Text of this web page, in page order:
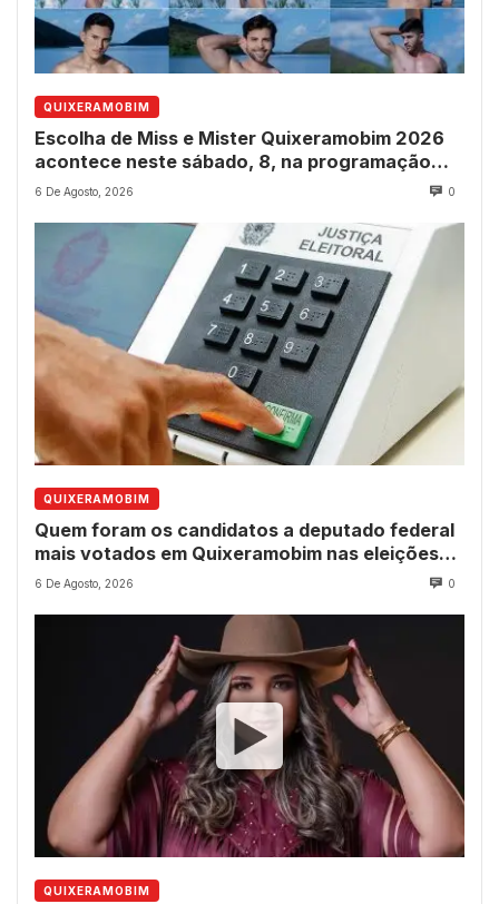
QUIXERAMOBIM
Escolha de Miss e Mister Quixeramobim 2026
acontece neste sábado, 8, na programação
dos 237 anos do município
6 De Agosto, 2026 0
QUIXERAMOBIM
Quem foram os candidatos a deputado federal
mais votados em Quixeramobim nas eleições
de 2022?
6 De Agosto, 2026 0
QUIXERAMOBIM